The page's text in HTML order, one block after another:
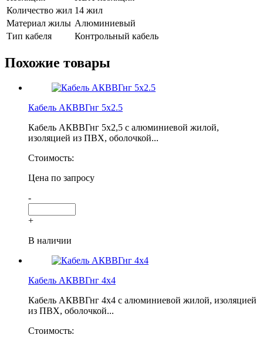
Количество жил 14 жил
Материал жилы Алюминиевый
Тип кабеля
Контрольный кабель
Похожие товары
Кабель АКВВГнг 5х2.5
Кабель АКВВГнг 5х2,5 с алюминиевой жилой,
изоляцией из ПВХ, оболочкой...
Стоимость:
Цена по запросу
-
+
В наличии
Кабель АКВВГнг 4х4
Кабель АКВВГнг 4х4 с алюминиевой жилой, изоляцией
из ПВХ, оболочкой...
Стоимость: